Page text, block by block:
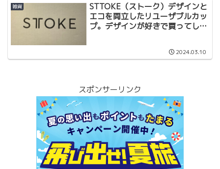
雑貨
STTOKE（ストーク）デザインと
エコを両立したリユーザブルカッ
プ。デザインが好きで買ってしま
2024.03.10
スポンサーリンク